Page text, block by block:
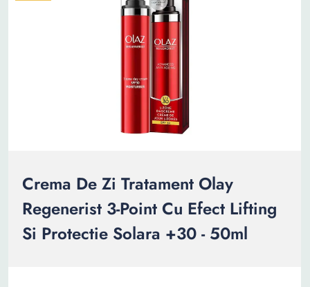
Crema De Zi Tratament Olay
Regenerist 3-Point Cu Efect Lifting
Si Protectie Solara +30 - 50ml